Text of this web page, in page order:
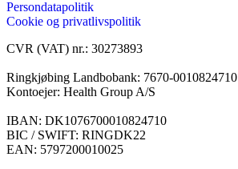
Persondatapolitik
Cookie og privatlivspolitik
CVR (VAT) nr.: 30273893
Ringkjøbing Landbobank: 7670-0010824710
Kontoejer: Health Group A/S
IBAN: DK1076700010824710
BIC / SWIFT: RINGDK22
EAN: 5797200010025